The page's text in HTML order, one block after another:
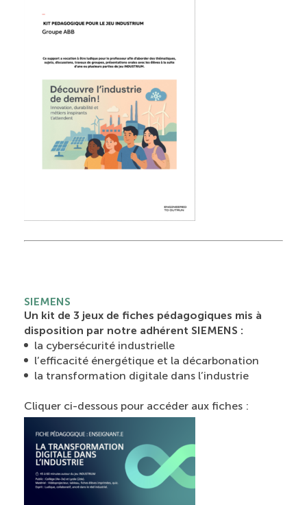
SIEMENS
Un kit de 3 jeux de fiches pédagogiques mis à
disposition par notre adhérent SIEMENS :
la cybersécurité industrielle
l’efficacité énergétique et la décarbonation
la transformation digitale dans l’industrie
Cliquer ci-dessous pour accéder aux fiches :